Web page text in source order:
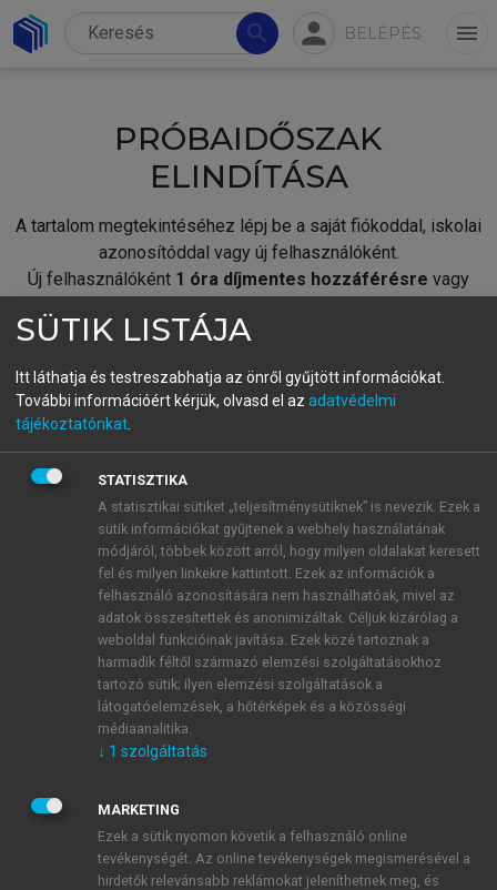
search person BELÉPÉS menu
PRÓBAIDŐSZAK
ELINDÍTÁSA
A tartalom megtekintéséhez lépj be a saját fiókoddal, iskolai
azonosítóddal vagy új felhasználóként.
Új felhasználóként 1 óra díjmentes hozzáférésre vagy
fiókoddal,vagy hozz létre új fiókot.
A regisztráció után apróbaidőszakautomatikusan
BELÉPÉS SAJÁT FIÓKKAL
ÚJ FIÓK LÉTREHOZÁSA
1 óra díjmentes hozzáférés
E-MAIL-CÍM
JELSZÓ
JELSZÓ ÚJRA
SÜTIK LISTÁJA
Itt láthatja és testreszabhatja az önről gyűjtött információkat.
További információért kérjük, olvasd el az adatvédelmi
tájékoztatónkat
STATISZTIKA
A statisztikai sütiket „teljesítménysütiknek” is nevezik. Ezek a
sütik információkat gyűjtenek a webhely használatának
módjáról, többek között arról, hogy milyen oldalakat keresett
fel és milyen linkekre kattintott. Ezek az információk a
felhasználó azonosítására nem használhatóak, mivel az
adatok összesítettek és anonimizáltak. Céljuk kizárólag a
weboldal funkcióinak javítása. Ezek közé tartoznak a
harmadik féltől származó elemzési szolgáltatásokhoz
tartozó sütik; ilyen elemzési szolgáltatások a
látogatóelemzések, a hőtérképek és a közösségi
médiaanalitika.
↓ 1 szolgáltatás
MARKETING
Ezek a sütik nyomon követik a felhasználó online
tevékenységét. Az online tevékenységek megismerésével a
hirdetők relevánsabb reklámokat jeleníthetnek meg, és